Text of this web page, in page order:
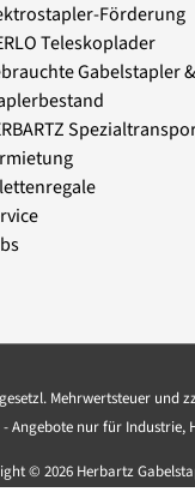
Förderung
Teleskoplader
Gabelstapler
Mehrwertsteuer und
- Angebote nur für Industrie,
© 2026 Herbartz